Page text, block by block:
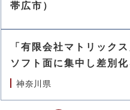
帯広市）
「有限会社マトリック
ソフト面に集中し差別化
神奈川県